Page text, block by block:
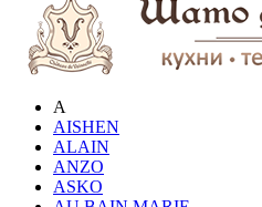
A
AISHEN
ALAIN
ANZO
ASKO